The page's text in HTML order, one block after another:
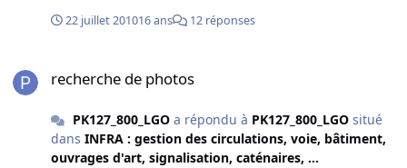
Cela devait être une sacrée fourmilière en ce temps là !!
devenir Infrapôle Haute Picardie ! je rechercherais de
22 juillet 201016 ans 12 réponses
recherche de photos
PK127_800_LGOa répondu à PK127_800_LGOsitué
dans INFRA : gestion des circulations, voie, bâtiment,
ouvrages d'art, signalisation, caténaires, ...